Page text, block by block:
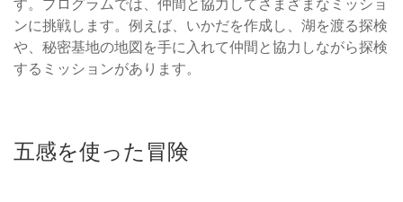
す。プログラムでは、仲間と協力してさまざまなミッショ
ンに挑戦します。例えば、いかだを作成し、湖を渡る探検
や、秘密基地の地図を手に入れて仲間と協力しながら探検
するミッションがあります。
五感を使った冒険